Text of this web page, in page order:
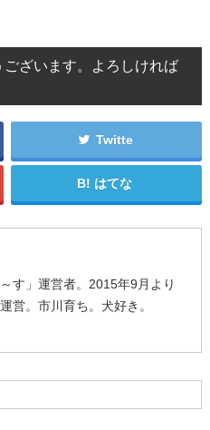
ざいます。よろしければ
Twitte
はてな
～す」運営者。2015年9月より
営。市川育ち。犬好き。